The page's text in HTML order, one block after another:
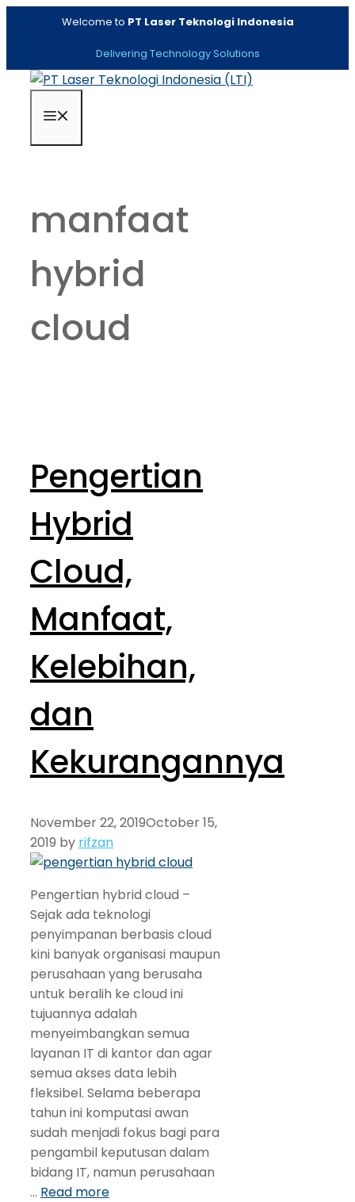
Welcome to PT Laser Teknologi Indonesia
Delivering Technology Solutions
manfaat
hybrid
cloud
Pengertian
Hybrid
Cloud,
Manfaat,
Kelebihan,
dan
Kekurangannya
November 22, 2019October 15,
2019 by rifzan
Pengertian hybrid cloud –
Sejak ada teknologi
penyimpanan berbasis cloud
kini banyak organisasi maupun
perusahaan yang berusaha
untuk beralih ke cloud ini
tujuannya adalah
menyeimbangkan semua
layanan IT di kantor dan agar
semua akses data lebih
fleksibel. Selama beberapa
tahun ini komputasi awan
sudah menjadi fokus bagi para
pengambil keputusan dalam
bidang IT, namun perusahaan
… Read more